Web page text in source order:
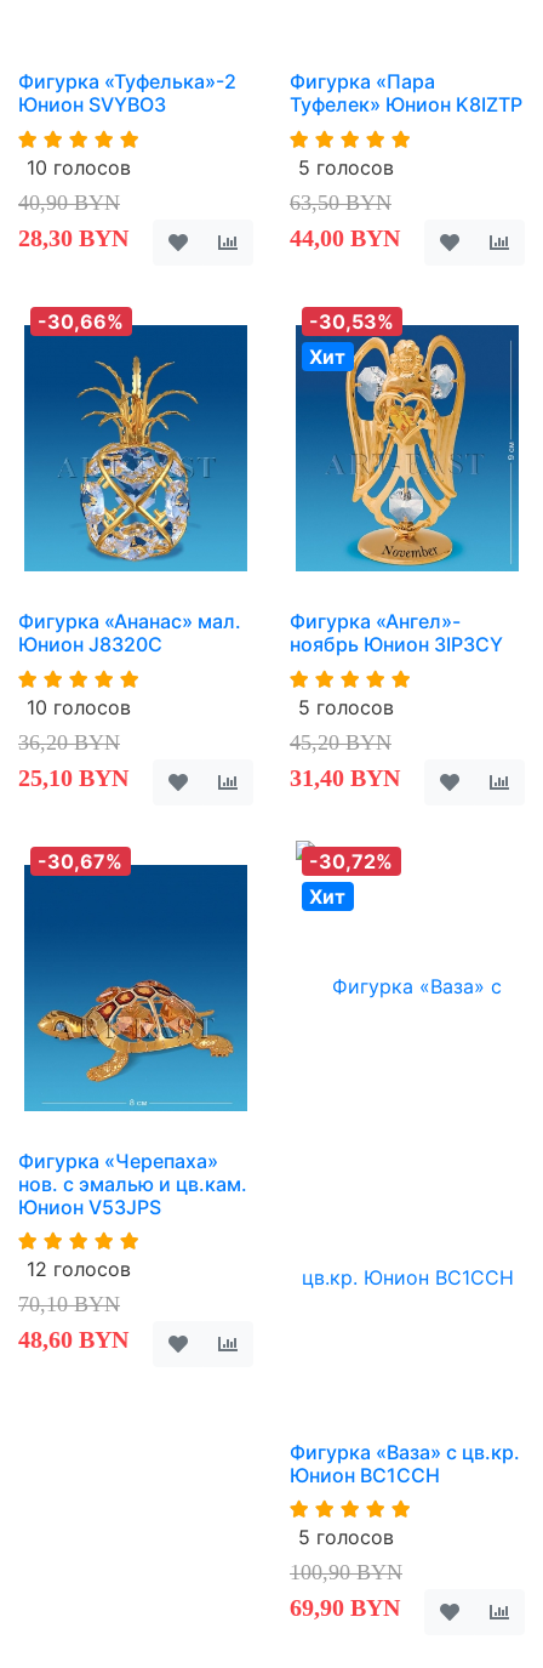
Фигурка «Туфелька»-2
Юнион SVYBO3
10 голосов
40,90 BYN
28,30 BYN
Фигурка «Пара
Туфелек» Юнион K8IZTP
5 голосов
63,50 BYN
44,00 BYN
-30,66%
Фигурка «Ананас» мал.
Юнион J8320C
10 голосов
36,20 BYN
25,10 BYN
-30,53%
Хит
Фигурка «Ангел»-
ноябрь Юнион 3IP3CY
5 голосов
45,20 BYN
31,40 BYN
-30,67%
Фигурка «Черепаха»
нов. с эмалью и цв.кам.
Юнион V53JPS
12 голосов
70,10 BYN
48,60 BYN
-30,72%
Хит
Фигурка «Ваза» с цв.кр.
Юнион BC1CCH
5 голосов
100,90 BYN
69,90 BYN